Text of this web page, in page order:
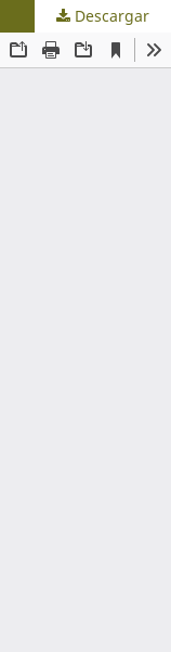
Descargar